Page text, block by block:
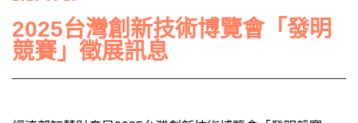
2025台灣創新技術博覽會「發明
競賽」徵展訊息